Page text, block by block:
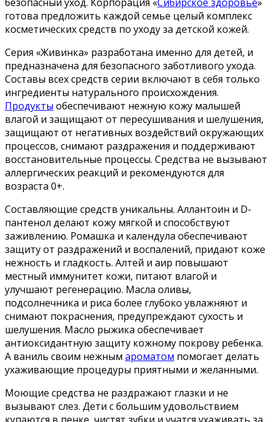
готова предложить каждой семье целый комплекс
косметических средств по уходу за детской кожей.
Серия «Живинка» разработана именно для детей, и
предназначена для безопасного заботливого ухода.
Составы всех средств серии включают в себя только
ингредиенты натурального происхождения.
Продукты обеспечивают нежную кожу малышей
влагой и защищают от пересушивания и шелушения,
защищают от негативных воздействий окружающих
процессов, снимают раздражения и поддерживают
восстановительные процессы. Средства не вызывают
аллергических реакций и рекомендуются для
возраста 0+.
Составляющие средств уникальны. Аллантоин и D-
пантенол делают кожу мягкой и способствуют
заживлению. Ромашка и календула обеспечивают
защиту от раздражений и воспалений, придают коже
нежность и гладкость. Алтей и аир повышают
местный иммунитет кожи, питают влагой и
улучшают регенерацию. Масла оливы,
подсолнечника и риса более глубоко увлажняют и
снимают покраснения, предупреждают сухость и
шелушения. Масло рыжика обеспечивает
антиоксидантную защиту кожному покрову ребенка.
А ваниль своим нежным ароматом помогает делать
ухаживающие процедуры приятными и желанными.
Моющие средства не раздражают глазки и не
вызывают слез. Дети с большим удовольствием